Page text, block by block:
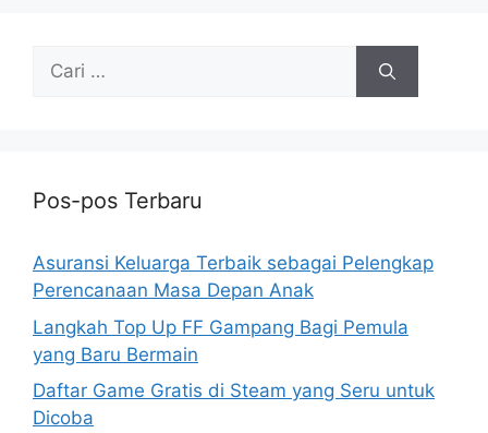
Cari
Pos-pos Terbaru
Asuransi Keluarga Terbaik sebagai Pelengkap
Perencanaan Masa Depan Anak
Langkah Top Up FF Gampang Bagi Pemula
yang Baru Bermain
Daftar Game Gratis di Steam yang Seru untuk
Dicoba